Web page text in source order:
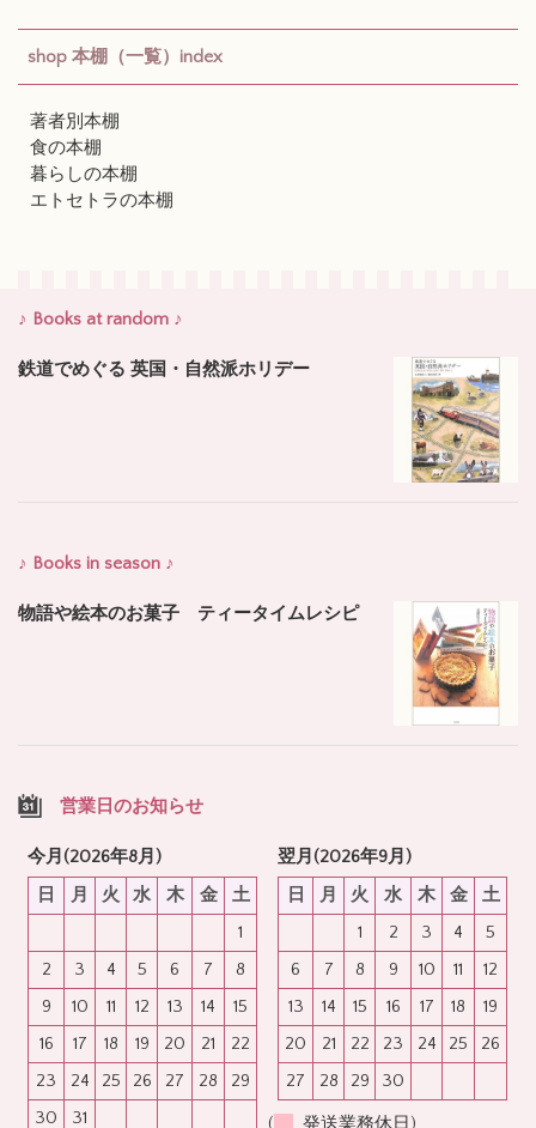
shop 本棚（一覧）index
著者別本棚
食の本棚
暮らしの本棚
エトセトラの本棚
♪ Books at random ♪
鉄道でめぐる 英国・自然派ホリデー
♪ Books in season ♪
物語や絵本のお菓子 ティータイムレシピ
営業日のお知らせ
今月(2026年8月)
日
月 火 水 木 金
土
1
2
3 4 5 6 7
8
9
10 11 12 13 14
15
16
17 18 19 20 21
22
23
24 25 26 27 28
29
30
31
翌月(2026年9月)
日
月 火 水 木 金
土
1
2 3 4
5
6
7 8 9 10 11
12
13
14 15 16 17 18
19
20
21 22 23 24 25
26
27
28 29 30
( 発送業務休日)